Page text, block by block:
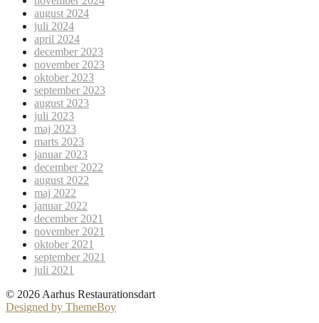
august 2024
juli 2024
april 2024
december 2023
november 2023
oktober 2023
september 2023
august 2023
juli 2023
maj 2023
marts 2023
januar 2023
december 2022
august 2022
maj 2022
januar 2022
december 2021
november 2021
oktober 2021
september 2021
juli 2021
© 2026 Aarhus Restaurationsdart
Designed by ThemeBoy